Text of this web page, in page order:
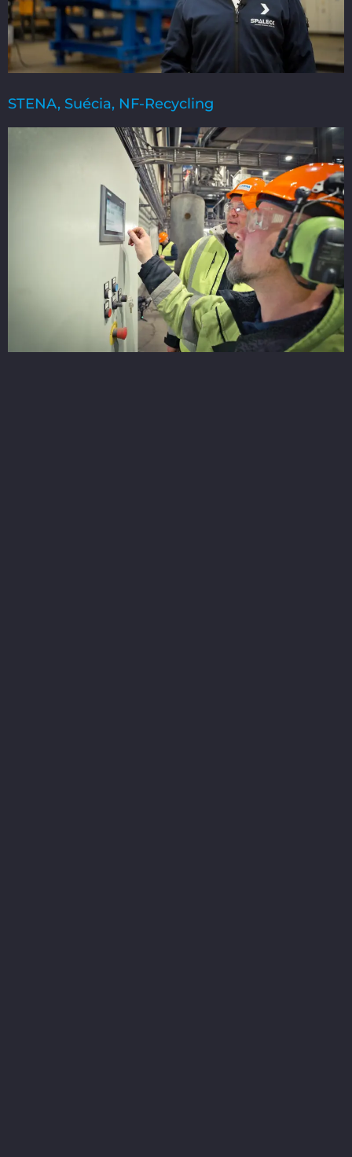
STENA, Suécia, NF-Recycling